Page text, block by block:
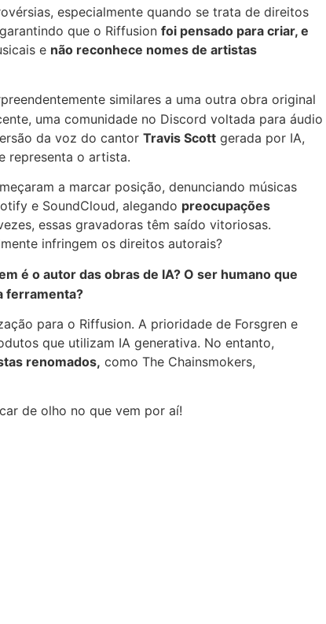
especialmente quando se trata de direitos
que o Riffusion foi pensado para criar, e
e não reconhece nomes de artistas
similares a uma outra obra original
uma comunidade no Discord voltada para áudio
da voz do cantor Travis Scottgerada por IA,
representa o artista.
a marcar posição, denunciando músicas
e SoundCloud, alegando preocupações
essas gravadoras têm saído vitoriosas.
infringem os direitos autorais?
é o autor das obras de IA? O ser humano que
ferramenta?
para o Riffusion. A prioridade de Forsgren e
que utilizam IA generativa. No entanto,
renomados, como The Chainsmokers,
de olho no que vem por aí!